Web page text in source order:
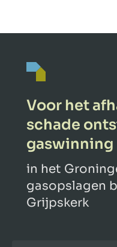
Voor het
schade
gaswinning
in het
gasopslagen
Grijpskerk